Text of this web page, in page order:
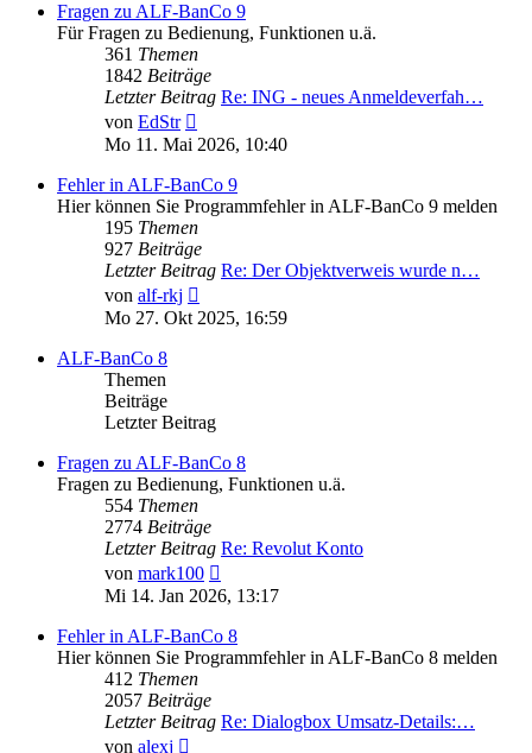
Fragen zu ALF-BanCo 9
Für Fragen zu Bedienung, Funktionen u.ä.
361 Themen
1842 Beiträge
Letzter Beitrag Re: ING - neues Anmeldeverfah…
von EdStr
Beitrag
Mo 11. Mai 2026, 10:40
Fehler in ALF-BanCo 9
Hier können Sie Programmfehler in ALF-BanCo 9 melden
195 Themen
927 Beiträge
Letzter Beitrag Re: Der Objektverweis wurde n…
von alf-rkj
Beitrag
Mo 27. Okt 2025, 16:59
ALF-BanCo 8
Themen
Beiträge
Letzter Beitrag
Fragen zu ALF-BanCo 8
Fragen zu Bedienung, Funktionen u.ä.
554 Themen
2774 Beiträge
Letzter Beitrag Re: Revolut Konto
von mark100
Beitrag
Mi 14. Jan 2026, 13:17
Fehler in ALF-BanCo 8
Hier können Sie Programmfehler in ALF-BanCo 8 melden
412 Themen
2057 Beiträge
Letzter Beitrag Re: Dialogbox Umsatz-Details:…
von alexj